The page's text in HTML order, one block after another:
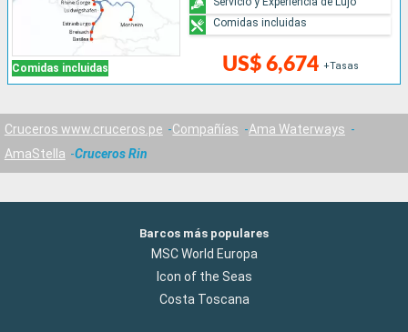
Comidas incluidas US$ 6,674 +Tasas
Comidas incluidas
Cruceros www.cruceros.pe Compañías
Ama Waterways
AmaStella
Cruceros Rin
Barcos más populares
MSC World Europa
Icon of the Seas
Costa Toscana